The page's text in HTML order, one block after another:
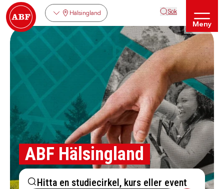
Hälsingland Sök
Meny
ABF Hälsingland
Hitta en studiecirkel, kurs eller event